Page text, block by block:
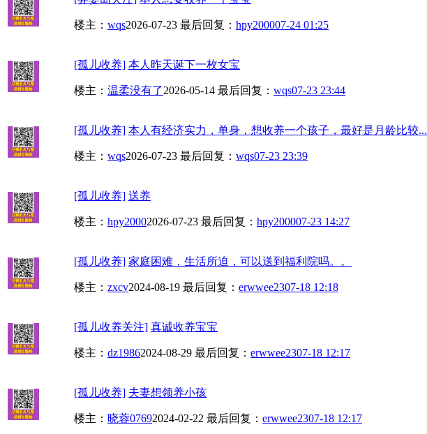
楼主： wqs2026-07-23 最后回复： hpy200007-24 01:25
[孤儿收养] 本人昨天诞下一枚女宝
楼主： 温柔没有了2026-05-14 最后回复： wqs07-23 23:44
[孤儿收养] 本人有经济实力，单身，想收养一个孩子，最好是月龄比较...
楼主： wqs2026-07-23 最后回复： wqs07-23 23:39
[孤儿收养] 送养
楼主： hpy20002026-07-23 最后回复： hpy200007-23 14:27
[孤儿收养] 家庭困难，生活所迫，可以送到福利院吗。。
楼主： zxcv2024-08-19 最后回复： erwwee2307-18 12:18
[孤儿收养关注] 真诚收养宝宝
楼主： dz19862024-08-29 最后回复： erwwee2307-18 12:17
[孤儿收养] 夫妻想领养小孩
楼主： 晓蓉07692024-02-22 最后回复： erwwee2307-18 12:17